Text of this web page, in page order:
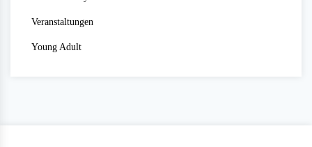
Veranstaltungen
Young Adult